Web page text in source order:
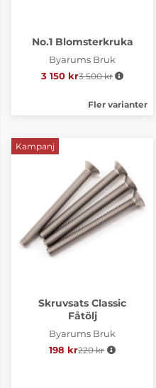
No.1 Blomsterkruka
Byarums Bruk
3 150 kr Ordinarie pris:
3 500 kr
Fler varianter
Kampanj
Skruvsats Classic
Fåtölj
Byarums Bruk
198 kr Ordinarie pris:
220 kr